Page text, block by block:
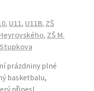
, U11, U11B, ZŠ
, ZŠ M.
prázdniny plné
basketbalu,